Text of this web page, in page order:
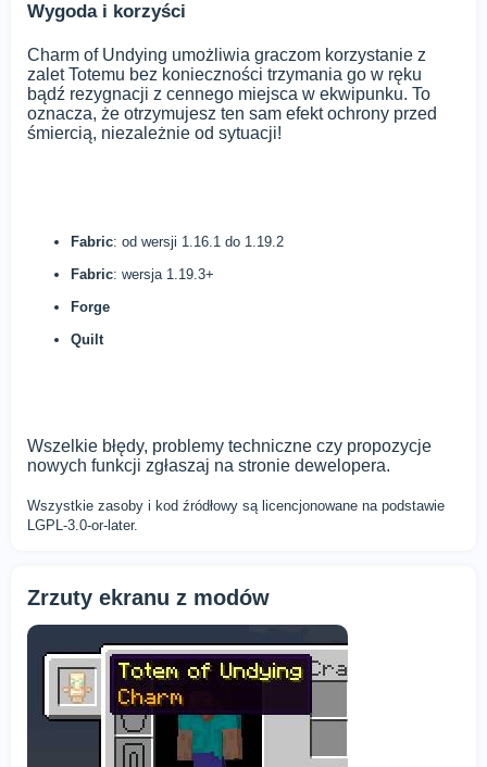
Wygoda i korzyści
Charm of Undying umożliwia graczom korzystanie z
zalet Totemu bez konieczności trzymania go w ręku
bądź rezygnacji z cennego miejsca w ekwipunku. To
oznacza, że otrzymujesz ten sam efekt ochrony przed
śmiercią, niezależnie od sytuacji!
Fabric: od wersji 1.16.1 do 1.19.2
Fabric: wersja 1.19.3+
Forge
Quilt
Wszelkie błędy, problemy techniczne czy propozycje
nowych funkcji zgłaszaj na stronie dewelopera.
Wszystkie zasoby i kod źródłowy są licencjonowane na podstawie
LGPL-3.0-or-later.
Zrzuty ekranu z modów